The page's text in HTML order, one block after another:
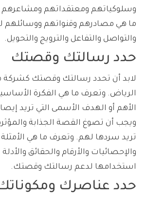
وسلوكياتهم ومعتقداتهم
ما هي مصادرهم وقنواتهم ووسائلهم
والتواصل والتفاعل والترويج والتحويل.
حدد رسالتك وقصتك
لابد أن تحدد رسالتك وقصتك كشركة
الرياض. وتعرف ما هي الفكرة
الأهم أو الهدف الأسمى التي تريد
ويجب أن تصوغ القصة الجذابة
تريد سردها لهم. وتعرف ما هي
والإحصائيات والأرقام والحقائق والأدلة
استخدامها لدعم رسالتك وقصتك.
حدد عناصرك